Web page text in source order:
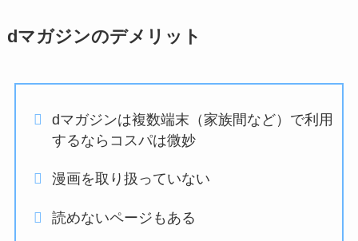
dマガジンのデメリット
dマガジンは複数端末（家族間など）で利用
するならコスパは微妙
漫画を取り扱っていない
読めないページもある